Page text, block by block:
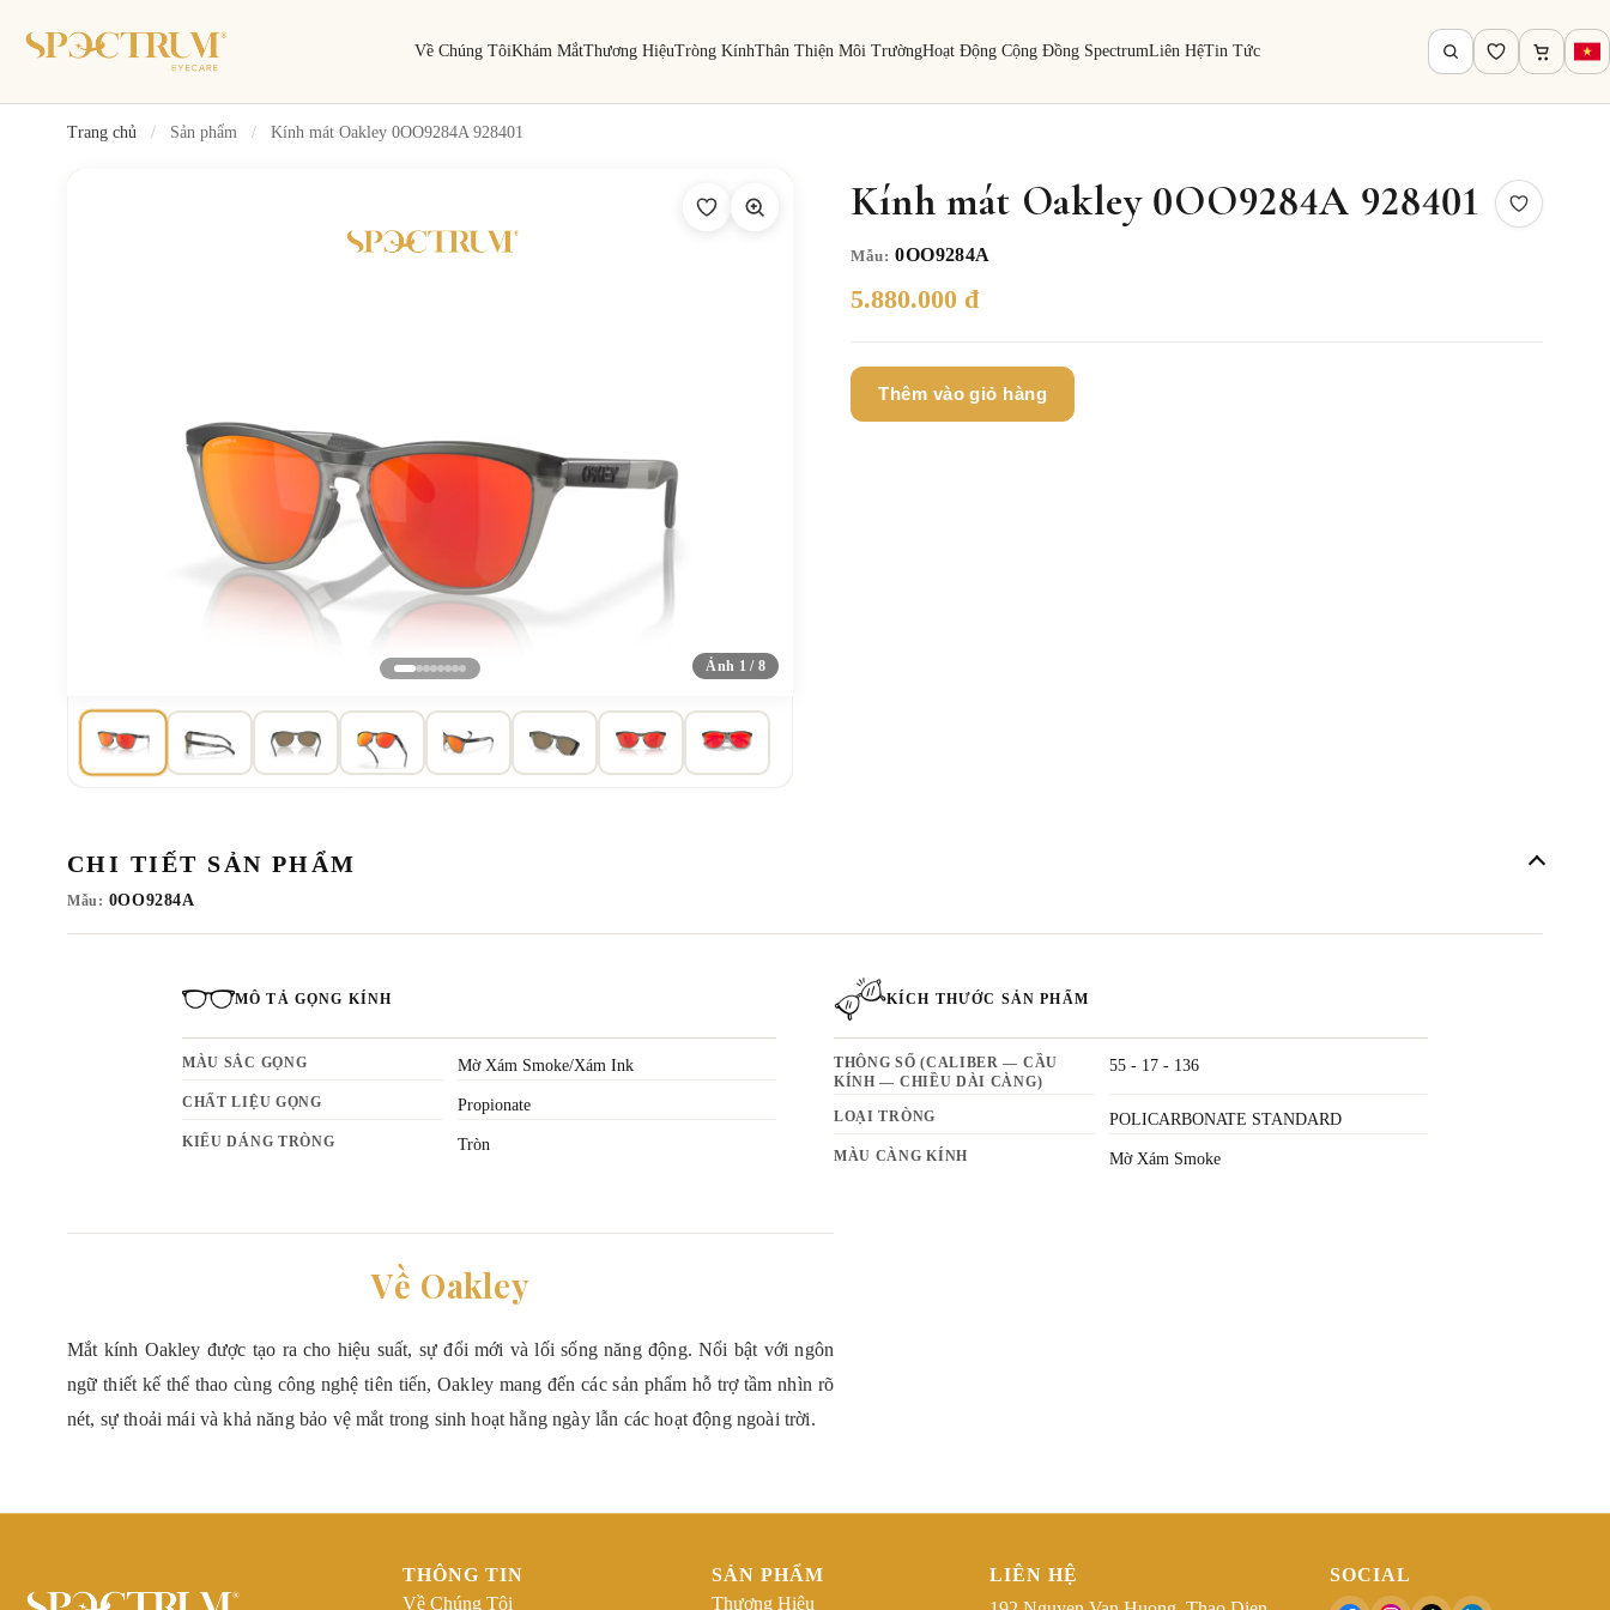
Về Chúng TôiKhám MắtThương HiệuTròng KínhThân Thiện Môi TrườngHoạt Động Cộng Đồng SpectrumLiên HệTin Tức
Trang chủ / Sản phẩm / Kính mát Oakley 0OO9284A 928401
Ảnh 1 / 8
Kính mát Oakley 0OO9284A 928401
Mẫu: 0OO9284A
5.880.000 đ
Thêm vào giỏ hàng
CHI TIẾT SẢN PHẨM
Mẫu: 0OO9284A
MÔ TẢ GỌNG KÍNH
MÀU SẮC GỌNG Mờ Xám Smoke/Xám Ink
CHẤT LIỆU GỌNG Propionate
KIỂU DÁNG TRÒNG Tròn
KÍCH THƯỚC SẢN PHẨM
THÔNG SỐ (CALIBER — CẦU
KÍNH — CHIỀU DÀI CÀNG)
55 - 17 - 136
LOẠI TRÒNG POLICARBONATE STANDARD
MÀU CÀNG KÍNH Mờ Xám Smoke
Về Oakley
Mắt kính Oakley được tạo ra cho hiệu suất, sự đổi mới và lối sống năng động. Nổi bật với ngôn
ngữ thiết kế thể thao cùng công nghệ tiên tiến, Oakley mang đến các sản phẩm hỗ trợ tầm nhìn rõ
nét, sự thoải mái và khả năng bảo vệ mắt trong sinh hoạt hằng ngày lẫn các hoạt động ngoài trời.
THÔNG TIN
Về Chúng Tôi
SẢN PHẨM
Thương Hiệu
LIÊN HỆ
SOCIAL